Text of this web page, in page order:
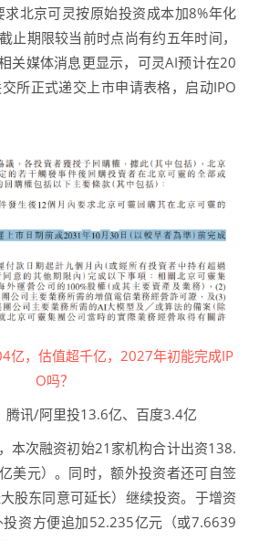
求北京可灵按原始投资成本加8%年化
止期限较当前时点尚有约五年时间，
关媒体消息更显示，可灵AI预计在20
所正式递交上市申请表格，启动IPO
腾讯/阿里投13.6亿、百度3.4亿
本次融资初始21家机构合计出资138.
美元）。同时，额外投资者还可自签
股东同意可延长）继续投资。于增资
资方便追加52.235亿元（或7.6639